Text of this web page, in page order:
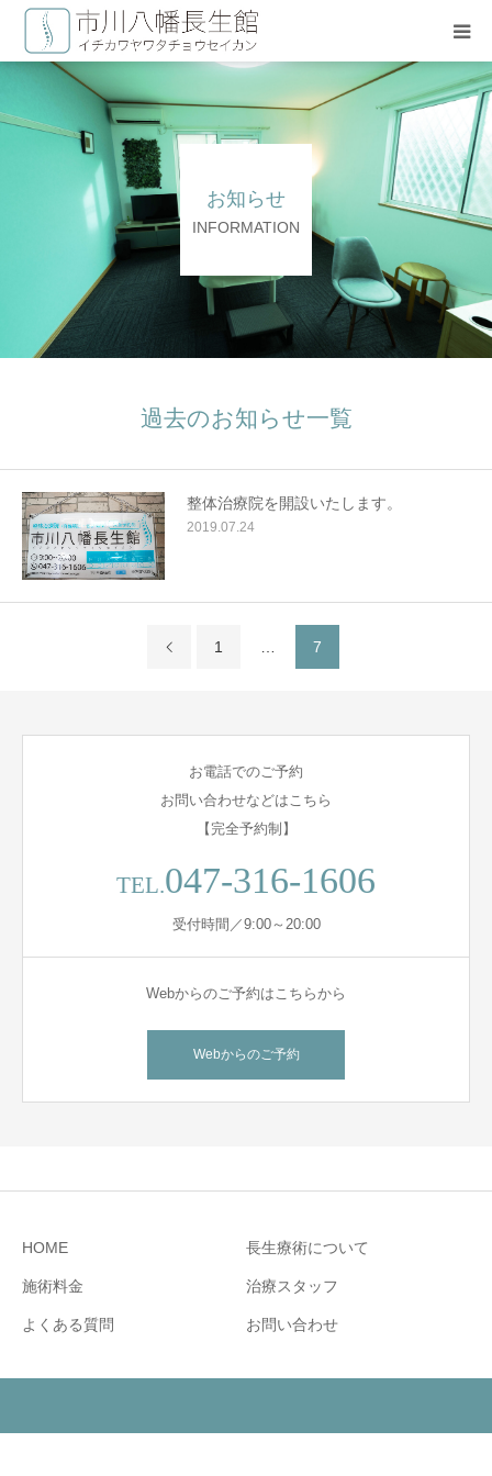
お知らせ
INFORMATION
過去のお知らせ一覧
整体治療院を開設いたします。
2019.07.24
1 7
お電話でのご予約
お問い合わせなどはこちら
【完全予約制】
TEL.047-316-1606
受付時間／9:00～20:00
Webからのご予約はこちらから
Webからのご予約
HOME 長生療術について
施術料金 治療スタッフ
よくある質問 お問い合わせ
HOME
長生療術について
施術料金
治療スタッフ
よくある質問
お問い合わせ